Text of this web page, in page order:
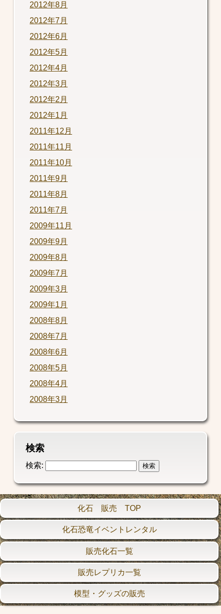
2012年8月
2012年7月
2012年6月
2012年5月
2012年4月
2012年3月
2012年2月
2012年1月
2011年12月
2011年11月
2011年10月
2011年9月
2011年8月
2011年7月
2009年11月
2009年9月
2009年8月
2009年7月
2009年3月
2009年1月
2008年8月
2008年7月
2008年6月
2008年5月
2008年4月
2008年3月
検索
検索:
化石 販売 TOP
化石恐竜イベントレンタル
販売化石一覧
販売レプリカ一覧
模型・グッズの販売